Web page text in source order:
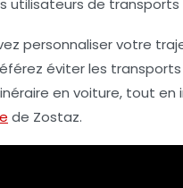
personnaliser votre
éviter les
en voiture, tout
de Zostaz.